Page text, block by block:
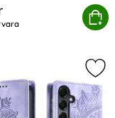
Läder Blå Köp
Galaxy A27
Galaxy A27